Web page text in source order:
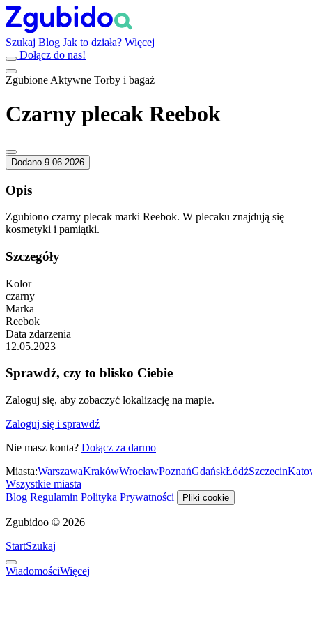
Szukaj Blog Jak to działa? Więcej
Dołącz do nas!
Zgubione Aktywne Torby i bagaż
Czarny plecak Reebok
Dodano 9.06.2026
Opis
Zgubiono czarny plecak marki Reebok. W plecaku znajdują się
kosmetyki i pamiątki.
Szczegóły
Kolor
czarny
Marka
Reebok
Data zdarzenia
12.05.2023
Sprawdź, czy to blisko Ciebie
Zaloguj się, aby zobaczyć lokalizację na mapie.
Zaloguj się i sprawdź
Nie masz konta? Dołącz za darmo
Miasta:WarszawaKrakówWrocławPoznańGdańskŁódźSzczecin
Wszystkie miasta
Blog Regulamin Polityka Prywatności Pliki cookie
Zgubidoo © 2026
StartSzukaj
WiadomościWięcej